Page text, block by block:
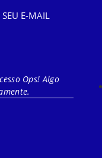
E-MAIL
Ops! Algo